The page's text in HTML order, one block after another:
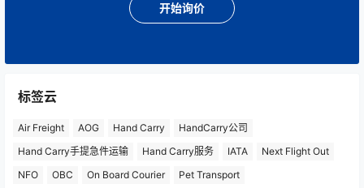
开始询价
标签云
Air Freight AOG Hand Carry
HandCarry公司
Hand Carry手提急件运输
Hand Carry服务 IATA
Next Flight Out
NFO
OBC On Board Courier Pet Transport